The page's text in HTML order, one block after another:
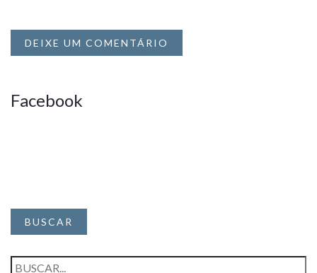
DEIXE UM COMENTÁRIO
Facebook
BUSCAR